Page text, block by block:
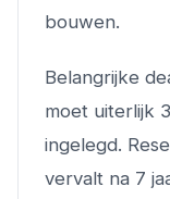
bouwen.
Belangrijke
moet uiterlijk
ingelegd.
vervalt na 7